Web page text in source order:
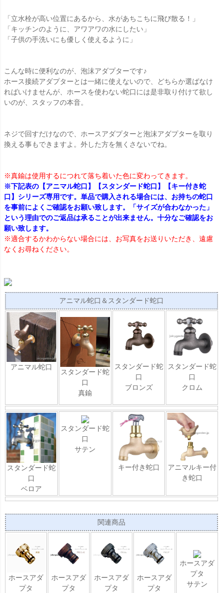
「立水栓が高い位置にあるから、水があちこちに飛び散る！」
「キッチンのように、アワアワの水にしたい」
「子供の手洗いにも優しく使えるように」
こんな時に便利なのが、泡沫アダプターです♪
ホース接続アダプターとは一緒に使えないので、どちらか選ばなけ
ればいけませんが、ホースを使わない蛇口には是非取り付けて欲し
いのが、スタッフの本音。
ネジで回すだけなので、ホースアダプターと泡沫アダプターを取り
換える事もできますよ。外した方を無くさないでね。
※真鍮は使用するにつれて落ち着いた色に変わってきます。
※下記表の【アニマル蛇口】【スタンダード蛇口】【キー付き蛇
口】シリーズ専用です。単品で購入される場合には、お持ちの蛇口
を事前によくご確認をお願い致します。「サイズが合わなかった」
という理由でのご返品は承ることが出来ません。十分なご確認をお
願い致します。
※適合するかわからない場合には、お写真をお送りいただき、遠慮
なくお尋ねください。
アニマル蛇口＆スタンダード蛇口
アニマル蛇口
スタンダード蛇
口
真鍮
スタンダード蛇
口
ブロンズ
スタンダード蛇
口
クロム
スタンダード蛇
口
ベロア
スタンダード蛇
口
サテン
キー付き蛇口
アニマルキー付
き蛇口
関連商品
ホースアダ
プタ
ホースアダ
プタ
ホースアダ
プタ
ホースアダ
プタ
ホースアダ
プタ
サテン